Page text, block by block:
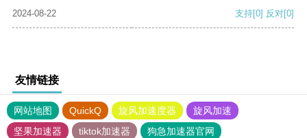
2024-08-22 支持[0] 反对[0]
友情链接
网站地图 QuickQ 旋风加速度器
旋风加速
坚果加速器
tiktok加速器
狗急加速器官网